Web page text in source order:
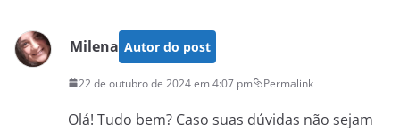
Milena Autor do post
22 de outubro de 2024 em 4:07 pm Permalink
Olá! Tudo bem? Caso suas dúvidas não sejam